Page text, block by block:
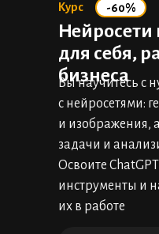
Нейросети
для себя,
бизнеса
Курс
Вы научитесь с
с нейросетями:
и изображения,
задачи и
Освоите
инструменты и
их в работе
-60%